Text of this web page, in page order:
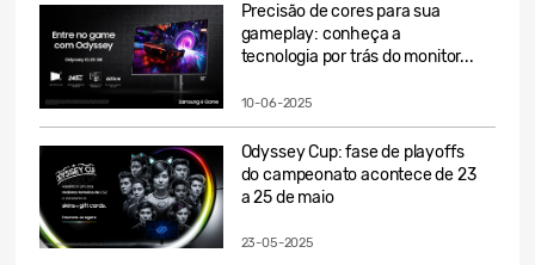
Precisão de cores para sua
gameplay: conheça a
tecnologia por trás do monitor...
10-06-2025
Odyssey Cup: fase de playoffs
do campeonato acontece de 23
a 25 de maio
23-05-2025